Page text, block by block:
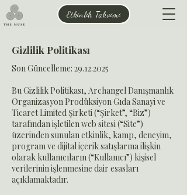
Etkinlik Takvimi
Gizlilik Politikası
Son Güncelleme: 29.12.2025
Bu Gizlilik Politikası, Archangel Danışmanlık
Organizasyon Prodüksiyon Gıda Sanayi ve
Ticaret Limited Şirketi (“Şirket”, “Biz”)
tarafından işletilen web sitesi (“Site”)
üzerinden sunulan etkinlik, kamp, deneyim,
program ve dijital içerik satışlarına ilişkin
olarak kullanıcıların (“Kullanıcı”) kişisel
verilerinin işlenmesine dair esasları
açıklamaktadır.